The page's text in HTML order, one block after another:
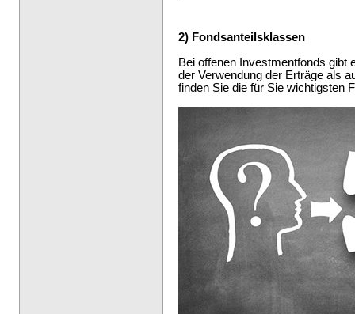
2) Fondsanteilsklassen
Bei offenen Investmentfonds gibt
der Verwendung der Erträge als
finden Sie die für Sie wichtigsten